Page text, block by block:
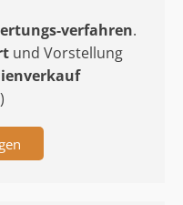
verfahren.
und Vorstellung